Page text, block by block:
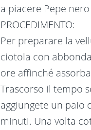
a piacere Pepe nero
PROCEDIMENTO:
Per preparare la
ciotola con
ore affinché
Trascorso il tempo
aggiungete un paio
minuti. Una volta